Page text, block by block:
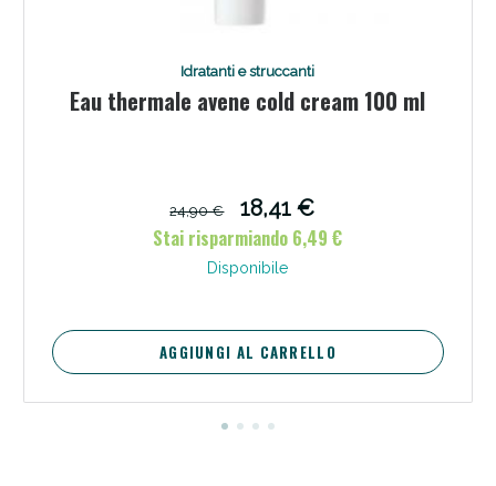
Idratanti e struccanti
Eau thermale avene cold cream 100 ml
24,90 €
18,41 €
Stai risparmiando 6,49 €
Disponibile
AGGIUNGI AL CARRELLO